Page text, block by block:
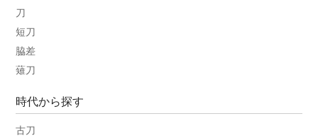
刀
短刀
脇差
薙刀
時代から探す
古刀